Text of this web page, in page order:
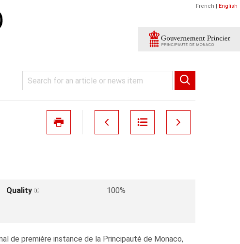
French | English
Quality
100%
de première instance de la Principauté de Monaco,